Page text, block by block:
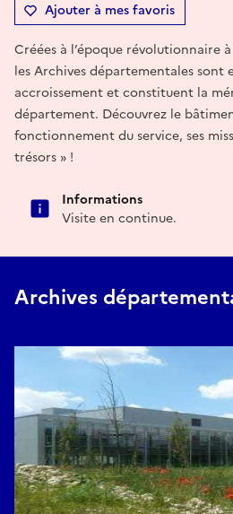
Ajouter à mes favoris
Créées à l’époque révolutionnaire
les Archives départementales sont
accroissement et constituent la
département. Découvrez le
fonctionnement du service, ses
trésors » !
Informations
Visite en continue.
Archives